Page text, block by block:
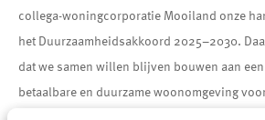
collega-woningcorporatie Mooiland onze
het Duurzaamheidsakkoord 2025–2030.
dat we samen willen blijven bouwen aan
betaalbare en duurzame woonomgeving